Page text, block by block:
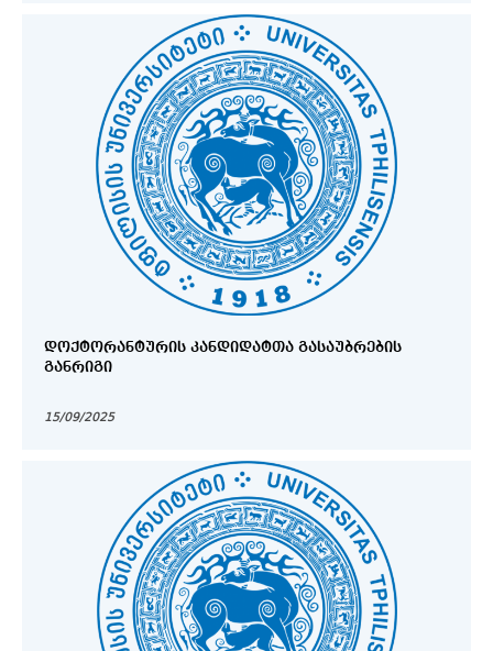
ᲓᲝᲥᲢᲝᲠᲐᲜᲢᲣᲠᲘᲡ ᲙᲐᲜᲓᲘᲓᲐᲢᲗᲐ ᲒᲐᲡᲐᲣᲑᲠᲔᲑᲘᲡ
ᲒᲐᲜᲠᲘᲒᲘ
15/09/2025